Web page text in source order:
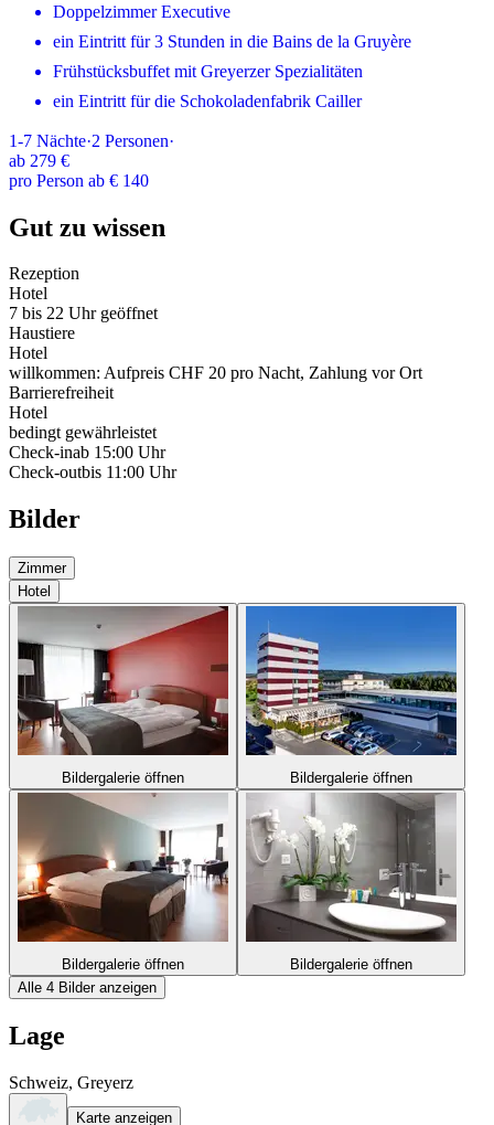
Doppelzimmer Executive
ein Eintritt für 3 Stunden in die Bains de la Gruyère
Frühstücksbuffet mit Greyerzer Spezialitäten
ein Eintritt für die Schokoladenfabrik Cailler
1-7 Nächte·2 Personen·
ab 279 €
pro Person ab € 140
Gut zu wissen
Rezeption
Hotel
7 bis 22 Uhr geöffnet
Haustiere
Hotel
willkommen: Aufpreis CHF 20 pro Nacht, Zahlung vor Ort
Barrierefreiheit
Hotel
bedingt gewährleistet
Check-inab 15:00 Uhr
Check-outbis 11:00 Uhr
Bilder
Zimmer
Hotel
Bildergalerie öffnen Bildergalerie öffnen
Bildergalerie öffnen
Bildergalerie öffnen
Alle 4 Bilder anzeigen
Lage
Schweiz, Greyerz
Karte anzeigen